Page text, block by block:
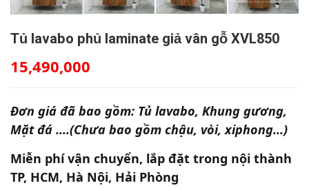
Tủ lavabo phủ laminate giả vân gỗ XVL850
15,490,000
Đơn giá đã bao gồm: Tủ lavabo, Khung gương,
Mặt đá ....(Chưa bao gồm chậu, vòi, xiphong...)
Miễn phí vận chuyển, lắp đặt trong nội thành
TP, HCM, Hà Nội, Hải Phòng